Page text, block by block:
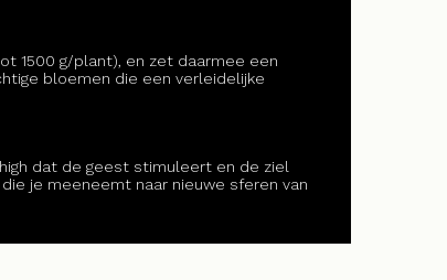
1500 g/plant), en zet daarmee een
bloemen die een verleidelijke
dat de geest stimuleert en de ziel
je meeneemt naar nieuwe sferen van